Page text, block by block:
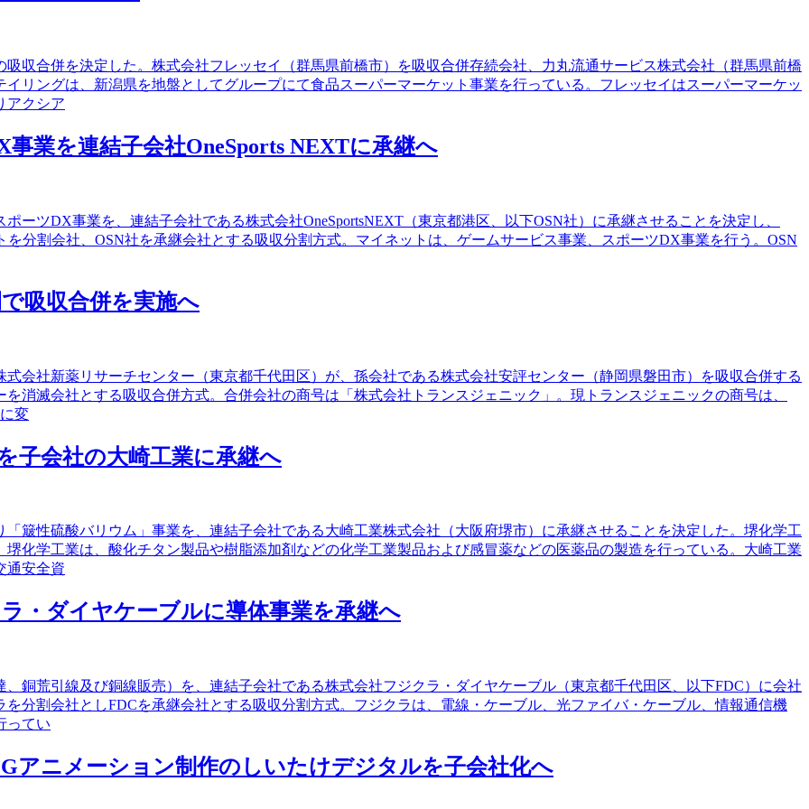
収合併を決定した。株式会社フレッセイ（群馬県前橋市）を吸収合併存続会社、力丸流通サービス株式会社（群馬県前橋
リングは、新潟県を地盤としてグループにて食品スーパーマーケット事業を行っている。フレッセイはスーパーマーケッ
アクシア
業を連結子会社OneSports NEXTに承継へ
ーツDX事業を、連結子会社である株式会社OneSportsNEXT（東京都港区、以下OSN社）に承継させることを決定し、
分割会社、OSN社を承継会社とする吸収分割方式。マイネットは、ゲームサービス事業、スポーツDX事業を行う。OSN
吸収合併を実施へ
会社新薬リサーチセンター（東京都千代田区）が、孫会社である株式会社安評センター（静岡県磐田市）を吸収合併する
消滅会社とする吸収合併方式。合併会社の商号は「株式会社トランスジェニック」。現トランスジェニックの商号は、
変
子会社の大崎工業に承継へ
簸性硫酸バリウム」事業を、連結子会社である大崎工業株式会社（大阪府堺市）に承継させることを決定した。堺化学工
化学工業は、酸化チタン製品や樹脂添加剤などの化学工業製品および感冒薬などの医薬品の製造を行っている。大崎工業
通安全資
・ダイヤケーブルに導体事業を承継へ
銅荒引線及び銅線販売）を、連結子会社である株式会社フジクラ・ダイヤケーブル（東京都千代田区、以下FDC）に会社
分割会社としFDCを承継会社とする吸収分割方式。フジクラは、電線・ケーブル、光ファイバ・ケーブル、情報通信機
ってい
アニメーション制作のしいたけデジタルを子会社化へ